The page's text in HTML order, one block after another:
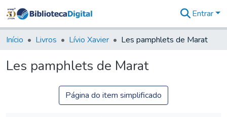
&
Coleções
Biblioteca
Estatísticas
Entrar
Início Livros Lívio Xavier Les pamphlets de Marat
Les pamphlets de Marat
Página do item simplificado